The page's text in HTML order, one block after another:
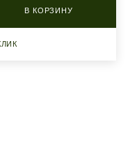
В КОРЗИНУ